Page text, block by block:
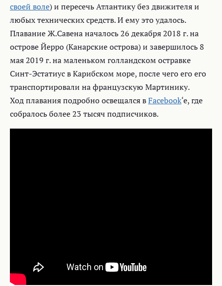
своей воле) и пересечь Атлантику без движителя и
любых технических средств. И ему это удалось.
Плавание Ж.Савена началось 26 декабря 2018 г. на
острове Йерро (Канарские острова) и завершилось 8
мая 2019 г. на маленьком голландском остравке
Синт-Эстатиус в Карибском море, после чего его его
транспортировали на французскую Мартинику.
Ход плавания подробно освещался вFacebook‘e, где
собралось более 23 тысяч подписчиков.